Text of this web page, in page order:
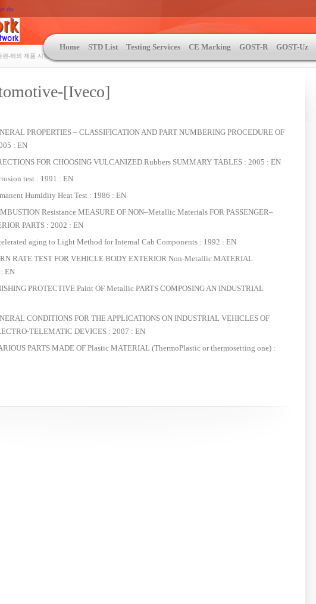
do
Home STD List Testing Services CE Marking GOST-R GOST-Uz
원-해외 제품 시험인증 상담 | ASTM | MIL-STD-810 | 자동차 OEM 규격시험 | DIN | EN, GOST-R | TEST & CERTIFICATE |
[Iveco]
PROPERTIES – CLASSIFICATION AND PART NUMBERING PROCEDURE OF
: EN
FOR CHOOSING VULCANIZED Rubbers SUMMARY TABLES : 2005 : EN
test : 1991 : EN
Humidity Heat Test : 1986 : EN
Resistance MEASURE OF NON–Metallic Materials FOR PASSENGER–
PARTS : 2002 : EN
aging to Light Method for Internal Cab Components : 1992 : EN
RATE TEST FOR VEHICLE BODY EXTERIOR Non-Metallic MATERIAL
EN
PROTECTIVE Paint OF Metallic PARTS COMPOSING AN INDUSTRIAL
CONDITIONS FOR THE APPLICATIONS ON INDUSTRIAL VEHICLES OF
TELEMATIC DEVICES : 2007 : EN
PARTS MADE OF Plastic MATERIAL (ThermoPlastic or thermosetting one) :